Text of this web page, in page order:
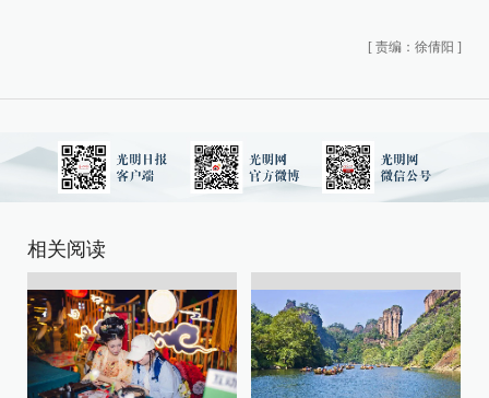
[ 责编：徐倩阳 ]
相关阅读